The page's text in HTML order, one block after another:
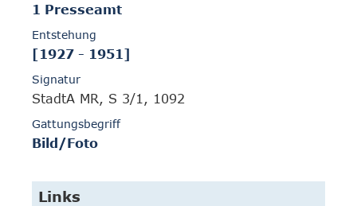
1 Presseamt
Entstehung
[1927 - 1951]
Signatur
StadtA MR, S 3/1, 1092
Gattungsbegriff
Bild/Foto
Links